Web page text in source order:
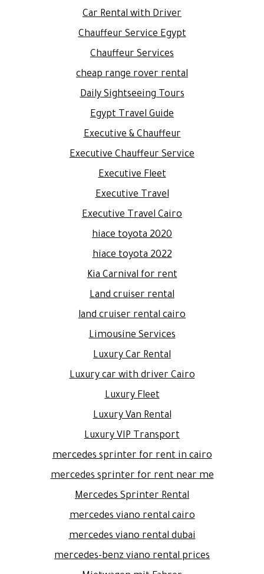
Car Rental with Driver
Chauffeur Service Egypt
Chauffeur Services
cheap range rover rental
Daily Sightseeing Tours
Egypt Travel Guide
Executive & Chauffeur
Executive Chauffeur Service
Executive Fleet
Executive Travel
Executive Travel Cairo
hiace toyota 2020
hiace toyota 2022
Kia Carnival for rent
Land cruiser rental
land cruiser rental cairo
Limousine Services
Luxury Car Rental
Luxury car with driver Cairo
Luxury Fleet
Luxury Van Rental
Luxury VIP Transport
mercedes sprinter for rent in cairo
mercedes sprinter for rent near me
Mercedes Sprinter Rental
mercedes viano rental cairo
mercedes viano rental dubai
mercedes-benz viano rental prices